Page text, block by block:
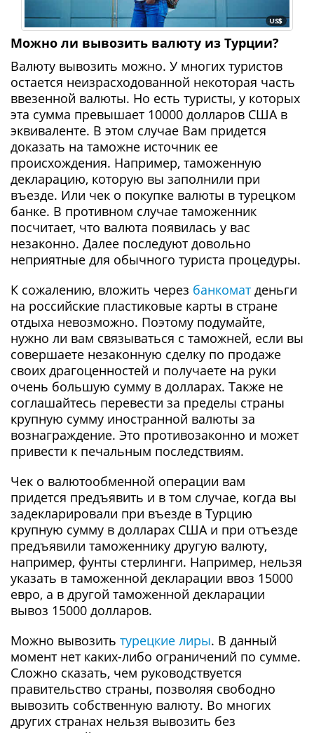
Можно ли вывозить валюту из Турции?
Валюту вывозить можно. У многих туристов
остается неизрасходованной некоторая часть
ввезенной валюты. Но есть туристы, у которых
эта сумма превышает 10000 долларов США в
эквиваленте. В этом случае Вам придется
доказать на таможне источник ее
происхождения. Например, таможенную
декларацию, которую вы заполнили при
въезде. Или чек о покупке валюты в турецком
банке. В противном случае таможенник
посчитает, что валюта появилась у вас
незаконно. Далее последуют довольно
неприятные для обычного туриста процедуры.
К сожалению, вложить через банкомат деньги
на российские пластиковые карты в стране
отдыха невозможно. Поэтому подумайте,
нужно ли вам связываться с таможней, если вы
совершаете незаконную сделку по продаже
своих драгоценностей и получаете на руки
очень большую сумму в долларах. Также не
соглашайтесь перевести за пределы страны
крупную сумму иностранной валюты за
вознаграждение. Это противозаконно и может
привести к печальным последствиям.
Чек о валютообменной операции вам
придется предъявить и в том случае, когда вы
задекларировали при въезде в Турцию
крупную сумму в долларах США и при отъезде
предъявили таможеннику другую валюту,
например, фунты стерлинги. Например, нельзя
указать в таможенной декларации ввоз 15000
евро, а в другой таможенной декларации
вывоз 15000 долларов.
Можно вывозить турецкие лиры. В данный
момент нет каких-либо ограничений по сумме.
Сложно сказать, чем руководствуется
правительство страны, позволяя свободно
вывозить собственную валюту. Во многих
других странах нельзя вывозить без